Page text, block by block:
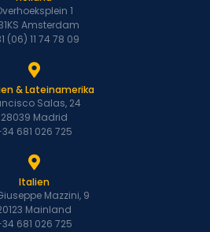
1
Amsterdam
(06) 11 74 78 09
& Lateinamerika
Salas, 24
28039 Madrid
681 026 725
Italien
Mazzini, 9
Mainland
681 026 725